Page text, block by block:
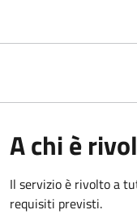
A chi è
Il servizio è rivolto a
requisiti previsti.